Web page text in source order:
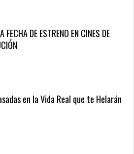
DE ESTRENO EN CINES DE
en la Vida Real que te Helarán
4: Últimos ritos ya está disponible